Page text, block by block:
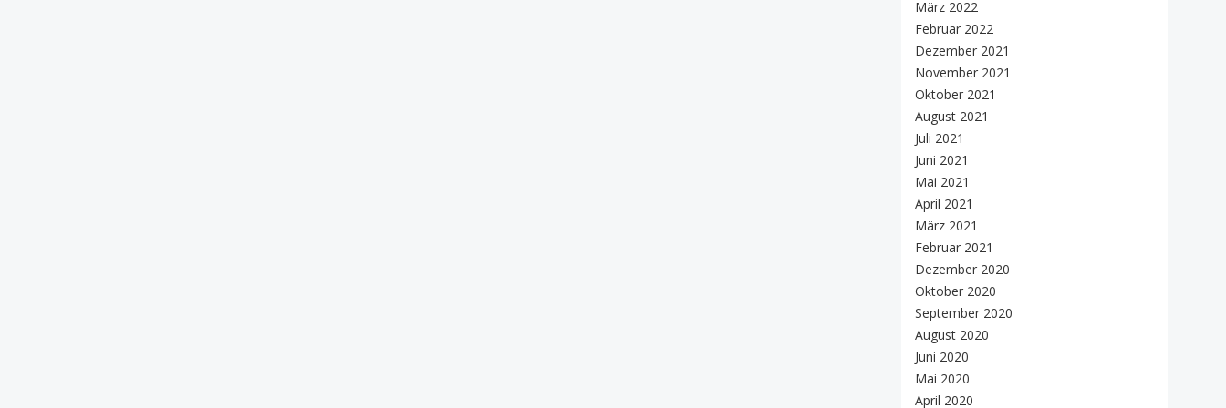
März 2022
Februar 2022
Dezember 2021
November 2021
Oktober 2021
August 2021
Juli 2021
Juni 2021
Mai 2021
April 2021
März 2021
Februar 2021
Dezember 2020
Oktober 2020
September 2020
August 2020
Juni 2020
Mai 2020
April 2020